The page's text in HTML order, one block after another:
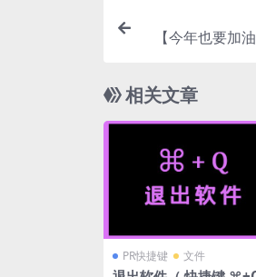
【今年也要加
相关文章
PR快捷键 文件